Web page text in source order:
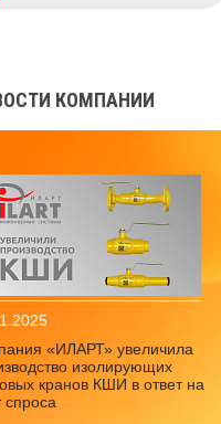
КОМПАНИИ
«ИЛАРТ» увеличила
изолирующих
кранов КШИ в ответ на
спроса